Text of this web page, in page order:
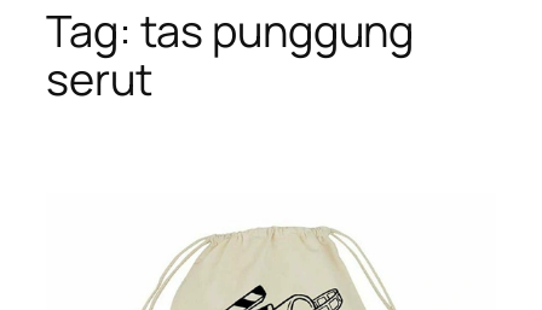
Tag: tas punggung
serut